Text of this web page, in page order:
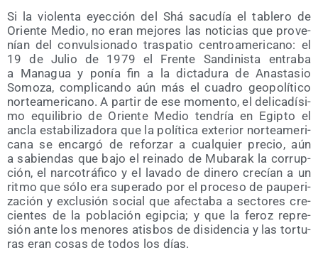
Si la vio­len­ta eyec­ción del Shá sacu­día el table­ro de
Orien­te Medio, no eran mejo­res las noti­cias que pro­ve­
nían del con­vul­sio­na­do tras­pa­tio cen­tro­ame­ri­cano: el
19 de Julio de 1979 el Fren­te San­di­nis­ta entra­ba
a Mana­gua y ponía fin a la dic­ta­du­ra de Anas­ta­sio
Somo­za, com­pli­can­do aún más el cua­dro geo­po­lí­ti­co
nor­te­ame­ri­cano. A par­tir de ese momen­to, el deli­ca­dí­si­
mo equi­li­brio de Orien­te Medio ten­dría en Egip­to el
ancla esta­bi­li­za­do­ra que la polí­ti­ca exte­rior nor­te­ame­ri­
ca­na se encar­gó de refor­zar a cual­quier pre­cio, aún
a sabien­das que bajo el rei­na­do de Muba­rak la corrup­
ción, el nar­co­trá­fi­co y el lava­do de dine­ro cre­cían a un
rit­mo que sólo era supe­ra­do por el pro­ce­so de pau­pe­ri­
za­ción y exclu­sión social que afec­ta­ba a sec­to­res cre­
cien­tes de la pobla­ción egip­cia; y que la feroz repre­
sión ante los meno­res atis­bos de disi­den­cia y las tor­tu­
ras eran cosas de todos los días.